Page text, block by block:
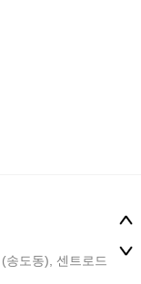
송도동), 센트로드